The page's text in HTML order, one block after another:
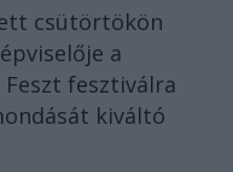
csütörtökön
a
fesztiválra
kiváltó